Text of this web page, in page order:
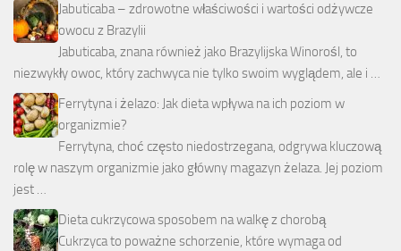
Jabuticaba – zdrowotne właściwości i wartości odżywcze
owocu z Brazylii
Jabuticaba, znana również jako Brazylijska Winorośl, to
niezwykły owoc, który zachwyca nie tylko swoim wyglądem, ale i …
Ferrytyna i żelazo: Jak dieta wpływa na ich poziom w
organizmie?
Ferrytyna, choć często niedostrzegana, odgrywa kluczową
rolę w naszym organizmie jako główny magazyn żelaza. Jej poziom
jest …
Dieta cukrzycowa sposobem na walkę z chorobą
Cukrzyca to poważne schorzenie, które wymaga od